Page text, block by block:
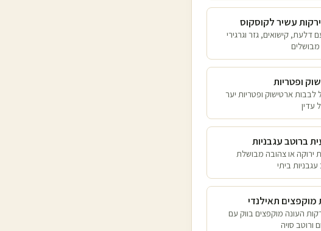
עשיר לקוסקוס
דלעת, קישואים, גזר וגרגירי
מבושלים
ופטריות
לבבות ארטישוק ופטריות יער
עדין
ברוטב עגבניות
ירוקה או צהובה מבושלת
ביתי
מוקפצים תאילנדי
העונה מוקפצים בווק עם
ורוטב סויה